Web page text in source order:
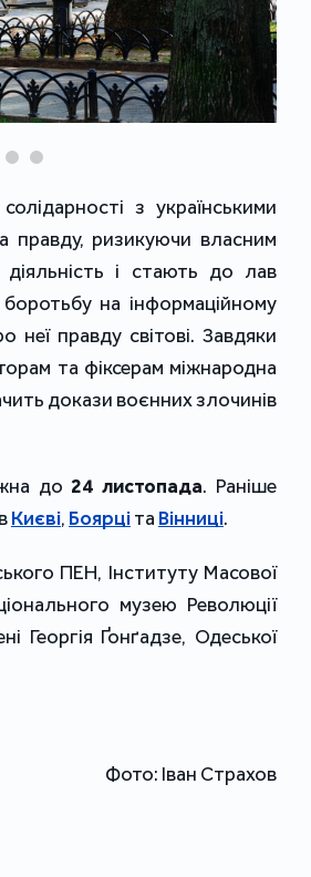
з українськими
правду, ризикуючи власним
і стають до лав
на інформаційному
неї правду світові. Завдяки
та фіксерам міжнародна
докази воєнних злочинів
до 24 листопада. Раніше
Києві, Боярціта Вінниці.
ПЕН, Інституту Масової
музею Революції
Георгія Ґонґадзе, Одеської
Фото: Іван Страхов